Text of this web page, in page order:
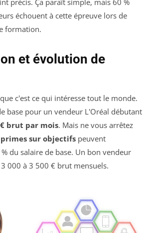
échouent à cette épreuve lors de
formation.
et évolution de
c'est ce qui intéresse tout le monde.
base pour un vendeur L'Oréal débutant
brut par mois. Mais ne vous arrêtez
primes sur objectifs peuvent
du salaire de base. Un bon vendeur
000 à 3 500 € brut mensuels.